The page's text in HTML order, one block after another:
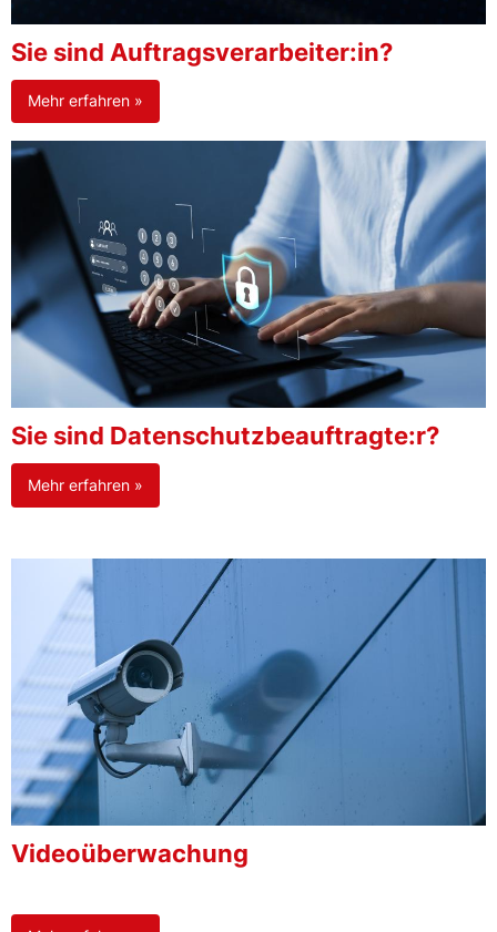
Sie sind Auftragsverarbeiter:in?
Mehr erfahren »
Sie sind Datenschutzbeauftragte:r?
Mehr erfahren »
Videoüberwachung